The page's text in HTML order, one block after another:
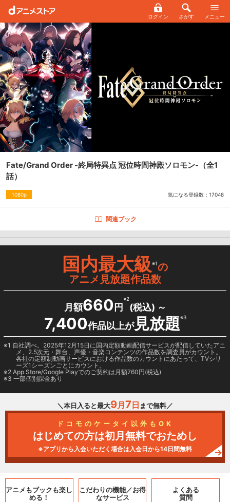
ログイン さがす メニュー
Fate/Grand Order -終局特異点 冠位時間神殿ソロモン- （全1
話）
1080p 気になる登録数： 17048
関連ブック
国内最大級※1の
アニメ見放題作品数
月額660 円
※2
(税込) ～
7,400作品以上が見放題※3
1 自社調べ。2025年12月15日に国内定額動画配信サービスが配信していたアニ
メ、2.5次元・舞台、声優・音楽コンテンツの作品数を調査員がカウント。
各社の定額制動画サービスにおける作品数のカウントにあたって、TVシリ
ーズ1シーズンごとにカウント。
2 App Store/Google Playでのご契約は月額760円(税込)
3 一部個別課金あり
＼本日入ると最大9月 7 日 まで無料／
ドコモのケータイ以外もOK
はじめての方は初月無料でおためし
※アプリから入会いただく場合は入会日から14日間無料
アニメもブックも楽し
める！
こだわりの機能／お得
なサービス
よくある
質問